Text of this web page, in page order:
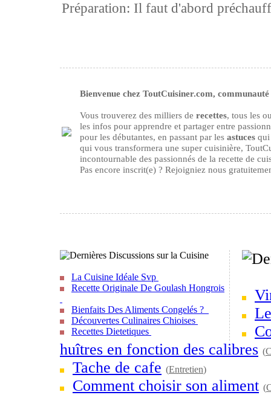
Préparation: Il faut d'abord
Bienvenue chez ToutCuisiner.com, communauté
Vous trouverez des milliers de recettes, tous les
les infos pour apprendre et partager entre
pour les débutantes, en passant par les astuces qui
qui vous transformera une super cuisinière,
incontournable des passionnés de la recette de
Pas encore inscrit(e) ? Rejoigniez nous
La Cuisine Idéale Svp
Recette Originale De Goulash Hongrois
Bienfaits Des Aliments Congelés ?
Découvertes Culinaires Chioises
Recettes Dietetiques
huîtres en fonction des calibres (
Tache de cafe (Entretien)
Comment choisir son aliment (